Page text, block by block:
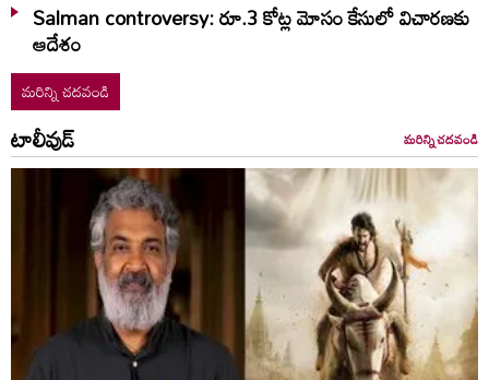
Salman controversy: రూ.3 కోట్ల మోసం కేసులో విచారణకు
ఆదేశం
మరిన్ని చదవండి
టాలీవుడ్ మరిన్ని చదవండి